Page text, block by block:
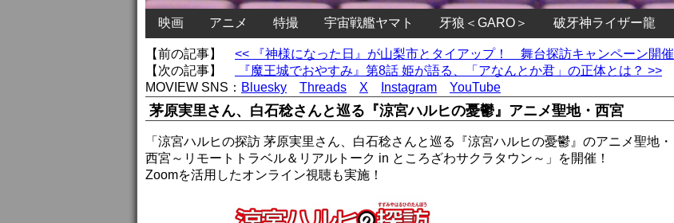
映画 アニメ 特撮 宇宙戦艦ヤマト 牙狼＜GARO＞ 破牙神ライザー龍
【前の記事】 << 『神様になった日』が山梨市とタイアップ！ 舞台探訪キャンペーン開催
【次の記事】
『魔王城でおやすみ』第8話 姫が語る、「アなんとか君」の正体とは？ >>
MOVIEW SNS： Bluesky Threads X Instagram YouTube
茅原実里さん、白石稔さんと巡る『涼宮ハルヒの憂鬱』アニメ聖地・西宮
「涼宮ハルヒの探訪 茅原実里さん、白石稔さんと巡る『涼宮ハルヒの憂鬱』のアニメ聖地・
西宮～リモートトラベル＆リアルトーク in ところざわサクラタウン～」を開催！
Zoomを活用したオンライン視聴も実施！